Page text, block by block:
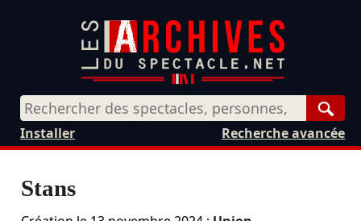
Recherche avancée
Installer
Stans